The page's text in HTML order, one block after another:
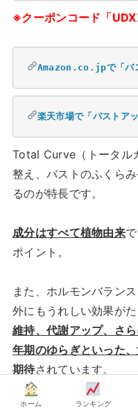
※クーポンコード「
Amazon.co.jpで「バ
楽天市場で「バストア
Total Curve（トータル
整え、バストのふくら
るのが特長です。
成分はすべて植物由来で
ポイント。
また、ホルモンバラン
外にもうれしい効果がた
維持、代謝アップ、さ
年期のゆらぎといった
期待されています。
また、 強力なバストケ
ホーム ランキング